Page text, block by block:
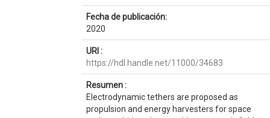
Fecha de publicación:
2020
URI :
https://hdl.handle.net/11000/34683
Resumen :
Electrodynamic tethers are proposed as
propulsion and energy harvesters for space